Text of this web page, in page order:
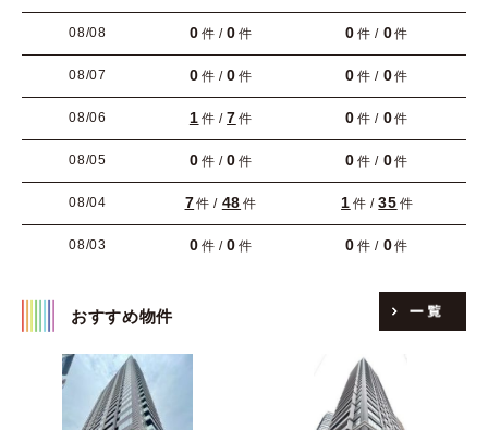
08/08 0 件 /0 件 0 件 / 0件
08/07 0 件 /0 件 0 件 / 0件
08/06 1 件 /7 件 0 件 / 0件
08/05 0 件 /0 件 0 件 / 0件
08/04 7件 / 48 件 1 件 /35 件
08/03 0 件 /0 件 0 件 / 0件
おすすめ物件